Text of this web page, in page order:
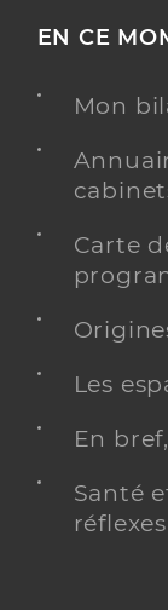
EN CE
Mon
Carte
Les
En
Santé